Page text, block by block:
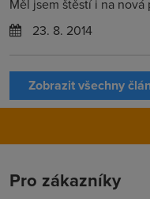
Měl jsem štěstí i na nová
23. 8. 2014
Zobrazit všechny
Pro zákazníky